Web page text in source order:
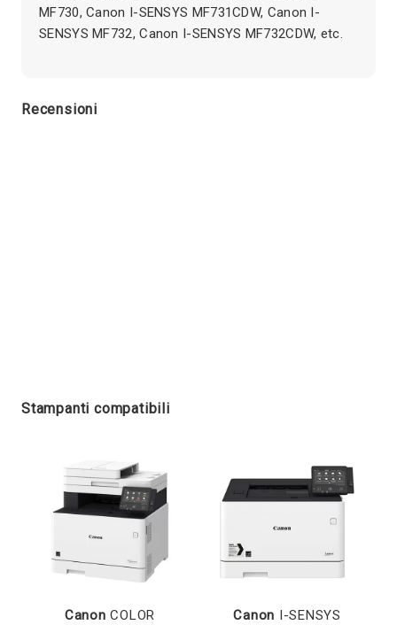
MF730, Canon I-SENSYS MF731CDW, Canon I-
SENSYS MF732, Canon I-SENSYS MF732CDW, etc.
Recensioni
Stampanti compatibili
Canon COLOR
Canon I-SENSYS